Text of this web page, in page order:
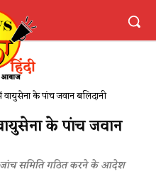
के पांच जवान बलिदानी
के पांच जवान
समिति गठित करने के आदेश